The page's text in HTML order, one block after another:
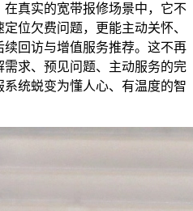
真实的宽带报修场景中，它不
位欠费问题，更能主动关怀、
回访与增值服务推荐。这不再
求、预见问题、主动服务的完
统蜕变为懂人心、有温度的智